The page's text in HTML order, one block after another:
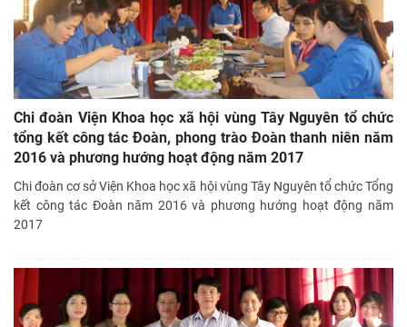
Chi đoàn Viện Khoa học xã hội vùng Tây Nguyên tổ chức
tổng kết công tác Đoàn, phong trào Đoàn thanh niên năm
2016 và phương hướng hoạt động năm 2017
Chi đoàn cơ sở Viện Khoa học xã hội vùng Tây Nguyên tổ chức Tổng
kết công tác Đoàn năm 2016 và phương hướng hoạt động năm
2017